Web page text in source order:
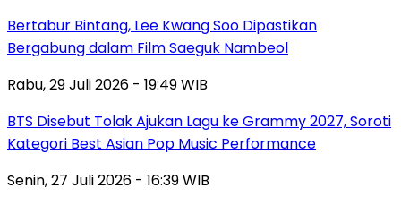
Bertabur Bintang, Lee Kwang Soo Dipastikan
Bergabung dalam Film Saeguk Nambeol
Rabu, 29 Juli 2026 - 19:49 WIB
BTS Disebut Tolak Ajukan Lagu ke Grammy 2027, Soroti
Kategori Best Asian Pop Music Performance
Senin, 27 Juli 2026 - 16:39 WIB